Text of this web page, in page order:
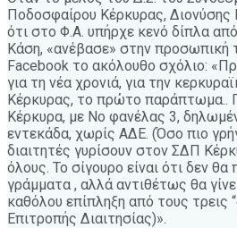
Ποδοσφαίρου Κέρκυρας,
ότι στο Φ.Α. υπήρχε κενό δίπλα
Κάση, «ανέβασε» στην προσωπική
Facebook το ακόλουθο σχόλιο:
για τη νέα χρονιά, για την
Κέρκυρας, το πρώτο παράπτωμα..
Κέρκυρα, με Νο φανέλας 3,
εντεκάδα, χωρίς ΑΔΕ. (Όσο πιο
διαιτητές γυρίσουν στον ΣΔΠ
όλους. Το σίγουρο είναι ότι δεν
γράμματα , αλλά αντιθέτως θα
καθόλου επίπληξη από τους τρεις
Επιτροπής Διαιτησίας)».